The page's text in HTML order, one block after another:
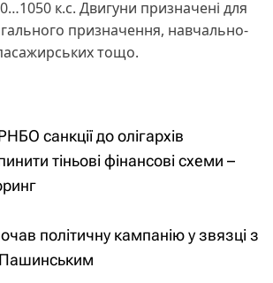
к.с. Двигуни призначені для
призначення, навчально-
тощо.
санкції до олігархів
тіньові фінансові схеми –
політичну кампанію у звязці з